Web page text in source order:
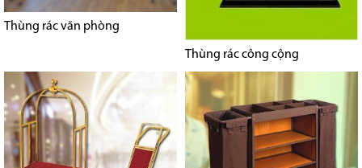
Thùng rác văn phòng
Thùng rác công cộng